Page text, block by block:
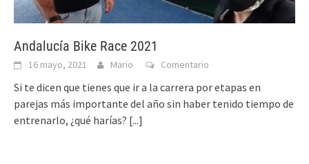
Andalucía Bike Race 2021
16 mayo, 2021 Mario Comentario
Si te dicen que tienes que ir a la carrera por etapas en
parejas más importante del año sin haber tenido tiempo de
entrenarlo, ¿qué harías? [...]